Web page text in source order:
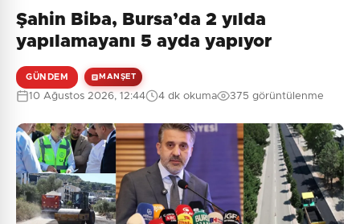
Şahin Biba, Bursa’da 2 yılda
yapılamayanı 5 ayda yapıyor
GÜNDEM MANŞET
10 Ağustos 2026, 12:44 4 dk okuma 375 görüntülenme